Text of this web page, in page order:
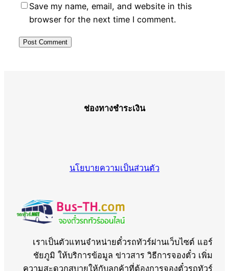
Save my name, email, and website in this
browser for the next time I comment.
ช่องทางชำระเงิน
นโยบายความเป็นส่วนตัว
เราเป็นตัวแทนจำหน่ายตั๋วรถทัวร์ผ่านเว็บไซต์ แอร์
ชัยภูมิ ให้บริการข้อมูล ข่าวสาร วิธีการจองตั๋ว เพิ่ม
ความสะดวกสบายให้กับลูกค้าที่ต้องการจองตั๋วรถทัวร์